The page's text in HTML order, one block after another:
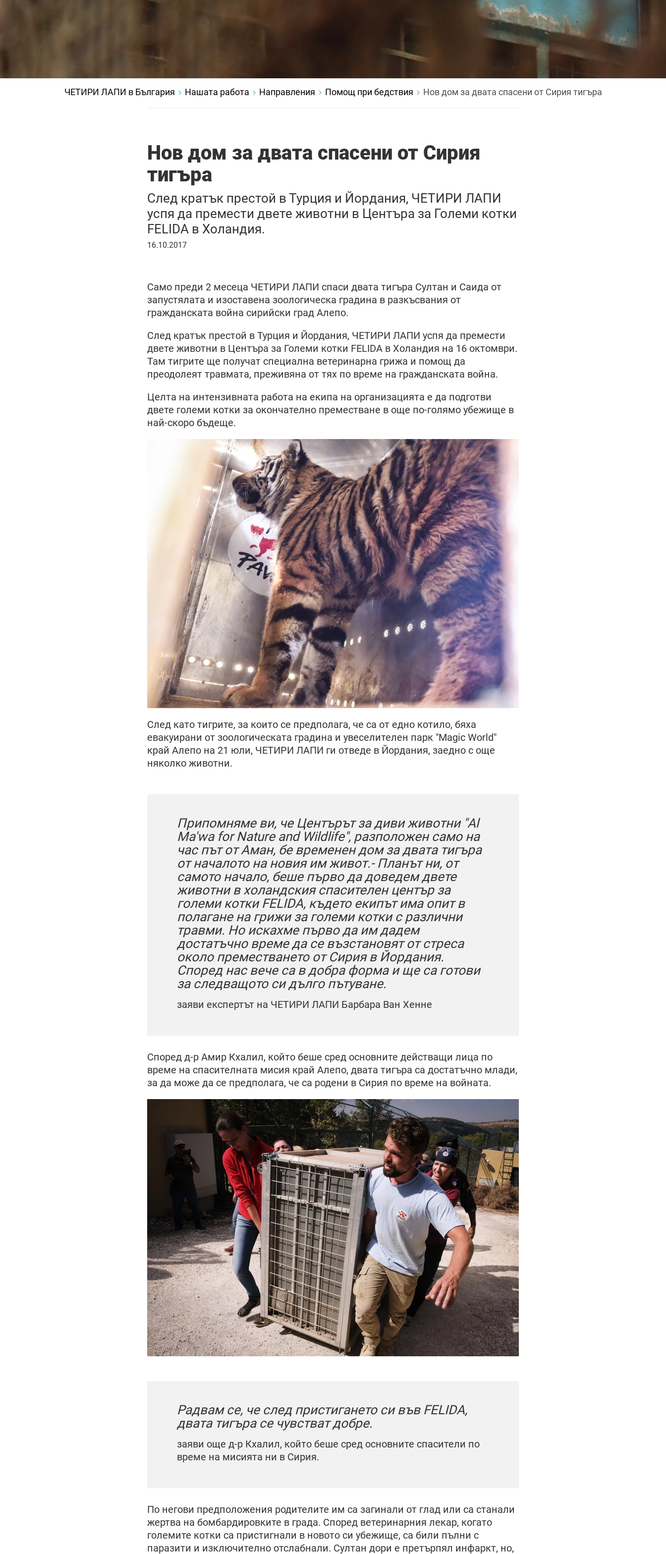
ЧЕТИРИ ЛАПИ в България Нашата работа Направления Помощ при бедствия Нов дом за двата спасени от Сирия тигъра
Нов дом за двата спасени от Сирия
тигъра
След кратък престой в Турция и Йордания, ЧЕТИРИ ЛАПИ
успя да премести двете животни в Центъра за Големи котки
FELIDA в Холандия.
16
16.10.2017
Само преди 2 месеца ЧЕТИРИ ЛАПИ спаси двата тигъра Султан и Саида от
запустялата и изоставена зоологическа градина в разкъсвания от
гражданската война сирийски град Алепо.
След кратък престой в Турция и Йордания, ЧЕТИРИ ЛАПИ успя да премести
двете животни в Центъра за Големи котки FELIDA в Холандия на 16 октомври.
Там тигрите ще получат специална ветеринарна грижа и помощ да
преодолеят травмата, преживяна от тях по време на гражданската война.
Целта на интензивната работа на екипа на организацията е да подготви
двете големи котки за окончателно преместване в още по-голямо убежище в
най-скоро бъдеще.
След като тигрите, за които се предполага, че са от едно котило, бяха
евакуирани от зоологическата градина и увеселителен парк "Magic World"
край Алепо на 21 юли, ЧЕТИРИ ЛАПИ ги отведе в Йордания, заедно с още
няколко животни.
Припомняме ви, че Центърът за диви животни "Al
Ma'wa for Nature and Wildlife", разположен само на
час път от Аман, бе временен дом за двата тигъра
от началото на новия им живот.- Планът ни, от
самото начало, беше първо да доведем двете
животни в холандския спасителен център за
големи котки FELIDA, където екипът има опит в
полагане на грижи за големи котки с различни
травми. Но искахме първо да им дадем
достатъчно време да се възстановят от стреса
около преместването от Сирия в Йордания.
Според нас вече са в добра форма и ще са готови
за следващото си дълго пътуване.
заяви експертът на ЧЕТИРИ ЛАПИ Барбара Ван Хенне
Според д-р Амир Кхалил, който беше сред основните действащи лица по
време на спасителната мисия край Алепо, двата тигъра са достатъчно млади,
за да може да се предполага, че са родени в Сирия по време на войната.
Радвам се, че след пристигането си във FELIDA,
двата тигъра се чувстват добре.
заяви още д-р Кхалил, който беше сред основните спасители по
време на мисията ни в Сирия.
По негови предположения родителите им са загинали от глад или са станали
жертва на бомбардировките в града. Според ветеринарния лекар, когато
големите котки са пристигнали в новото си убежище, са били пълни с
паразити и изключително отслабнали. Султан дори е претърпял инфаркт, но,